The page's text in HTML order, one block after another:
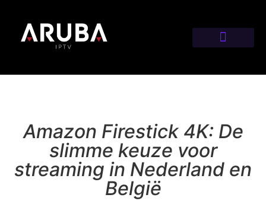
Amazon Firestick 4K: De
slimme keuze voor
streaming in Nederland en
België